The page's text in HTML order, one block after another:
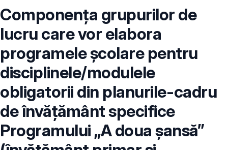
Componența grupurilor de
lucru care vor elabora
programele şcolare pentru
disciplinele/modulele
obligatorii din planurile-cadru
de învățământ specifice
Programului „A doua șansă”